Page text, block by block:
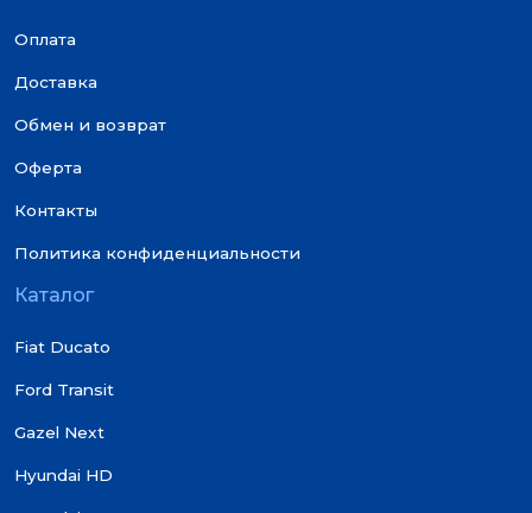
Оплата
Доставка
Обмен и возврат
Оферта
Контакты
Политика конфиденциальности
Каталог
Fiat Ducato
Ford Transit
Gazel Next
Hyundai HD